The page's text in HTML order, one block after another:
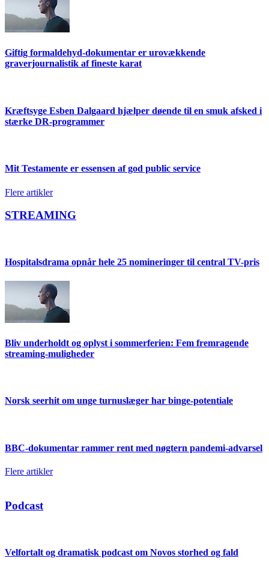
Giftig formaldehyd-dokumentar er urovækkende
graverjournalistik af fineste karat
Kræftsyge Esben Dalgaard hjælper døende til en smuk afsked i
stærke DR-programmer
Mit Testamente er essensen af god public service
Flere artikler
STREAMING
Hospitalsdrama opnår hele 25 nomineringer til central TV-pris
Bliv underholdt og oplyst i sommerferien: Fem fremragende
streaming-muligheder
Norsk seerhit om unge turnuslæger har binge-potentiale
BBC-dokumentar rammer rent med nøgtern pandemi-advarsel
Flere artikler
Podcast
Velfortalt og dramatisk podcast om Novos storhed og fald